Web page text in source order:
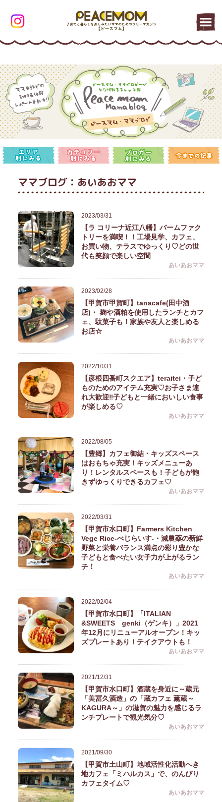
ママブログ：あいあおママ
2023/03/31
【ラ コリーナ近江八幡】バームファク
トリーを満喫！！工場見学、カフェ、
お買い物、テラスでゆっくり♡どの世
代も笑顔で楽しい空間
あいあおママ
2023/02/28
【甲賀市甲賀町】tanacafe(田中酒
店)・ 麹や酒粕を使用したランチとカフ
ェ、駄菓子も！家族や友人と楽しめる
お店☆
あいあおママ
2022/10/31
【彦根四番町スクエア】teraitei・子ど
ものためのアイテム充実♡お子さま連
れ大歓迎‼︎子どもと一緒においしい食事
が楽しめる♡
あいあおママ
2022/08/05
【豊郷】カフェ御結・キッズスペース
はおもちゃ充実！キッズメニューあ
り！レンタルスペースも！子どもが飽
きずゆっくりできるカフェ♡
あいあおママ
2022/03/31
【甲賀市水口町】Farmers Kitchen
Vege Rice-べじらいす-・減農薬の新鮮
野菜と栄養バランス満点の彩り豊かな
子どもと食べたい女子力が上がるラン
チ！
あいあおママ
2022/02/04
【甲賀市水口町】「ITALIAN
&SWEETS genki（ゲンキ）」2021
年12月にリニューアルオープン！キッ
ズプレートあり！テイクアウトも！
あいあおママ
2021/12/31
【甲賀市水口町】酒蔵を身近に～蔵元
「美冨久酒造」の「蔵カフェ 薫蔵～
KAGURA～」の滋賀の魅力を感じるラ
ンチプレートで観光気分♡
あいあおママ
2021/09/30
【甲賀市土山町】地域活性化活動へき
地カフェ「ミハルカス」で、のんびり
カフェタイム♡
あいあおママ